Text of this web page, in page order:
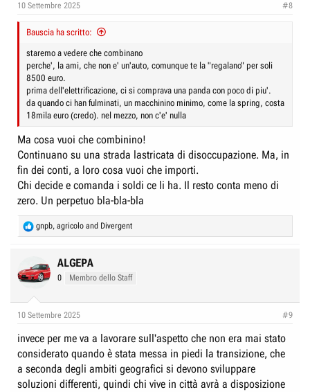
10 Settembre 2025 #8
Bauscia ha scritto:
staremo a vedere che combinano
perche', la ami, che non e' un'auto, comunque te la "regalano" per soli
8500 euro.
prima dell'elettrificazione, ci si comprava una panda con poco di piu'.
da quando ci han fulminati, un macchinino minimo, come la spring, costa
18mila euro (credo). nel mezzo, non c'e' nulla
Ma cosa vuoi che combinino!
Continuano su una strada lastricata di disoccupazione. Ma, in
fin dei conti, a loro cosa vuoi che importi.
Chi decide e comanda i soldi ce li ha. Il resto conta meno di
zero. Un perpetuo bla-bla-bla
R
e
t
i
s
gnpb, agricolo and Divergent
ALGEPA
0 Membro dello Staff
10 Settembre 2025 #9
invece per me va a lavorare sull'aspetto che non era mai stato
considerato quando è stata messa in piedi la transizione, che
a seconda degli ambiti geografici si devono sviluppare
soluzioni differenti, quindi chi vive in città avrà a disposizione